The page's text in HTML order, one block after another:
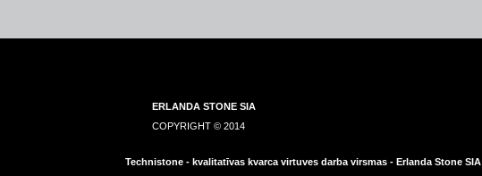
ERLANDA STONE SIA
COPYRIGHT © 2014
Technistone - kvalitatīvas kvarca virtuves darba virsmas - Erlanda Stone SIA